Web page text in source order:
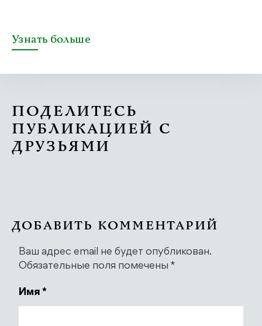
Узнать больше
ПОДЕЛИТЕСЬ
ПУБЛИКАЦИЕЙ С
ДРУЗЬЯМИ
ДОБАВИТЬ КОММЕНТАРИЙ
Ваш адрес email не будет опубликован.
Обязательные поля помечены *
Имя *